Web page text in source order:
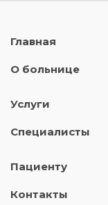
Главная
О больнице
Услуги
Специалисты
Пациенту
Контакты